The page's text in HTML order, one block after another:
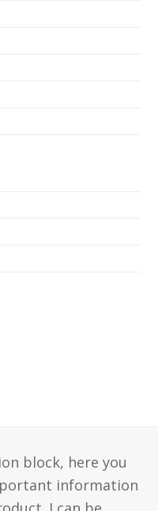
block, here you
information